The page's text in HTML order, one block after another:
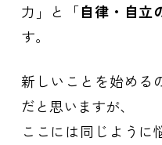
力」と「自律・自立
す。
新しいことを始める
だと思いますが、
ここには同じように